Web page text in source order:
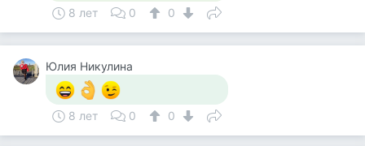
8 лет 0 0
Юлия Никулина
8 лет 0 0